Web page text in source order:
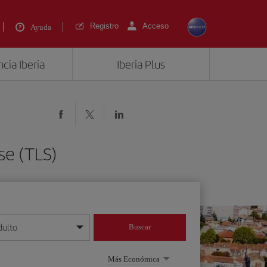
Ayuda Registro Acceso
Iberia Iberia Plus
(TLS)
mes/año
Buscar
Más Económica